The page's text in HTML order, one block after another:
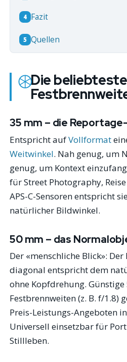
4 Fazit
5 Quellen
Die
35 mm – die
Entspricht aufVollformat
Weitwinkel. Nah genug, um
genug, um Kontext
für Street Photography,
APS-C-Sensoren entspricht
natürlicher Bildwinkel.
50 mm – das
Der «menschliche Blick»:
diagonal entspricht dem
ohne Kopfdrehung.
Festbrennweiten (z. B. f/1.8)
Preis-Leistungs-Angeboten
Universell einsetzbar für
Stillleben.